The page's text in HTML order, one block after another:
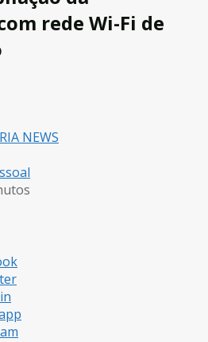
rede Wi-Fi de
NEWS